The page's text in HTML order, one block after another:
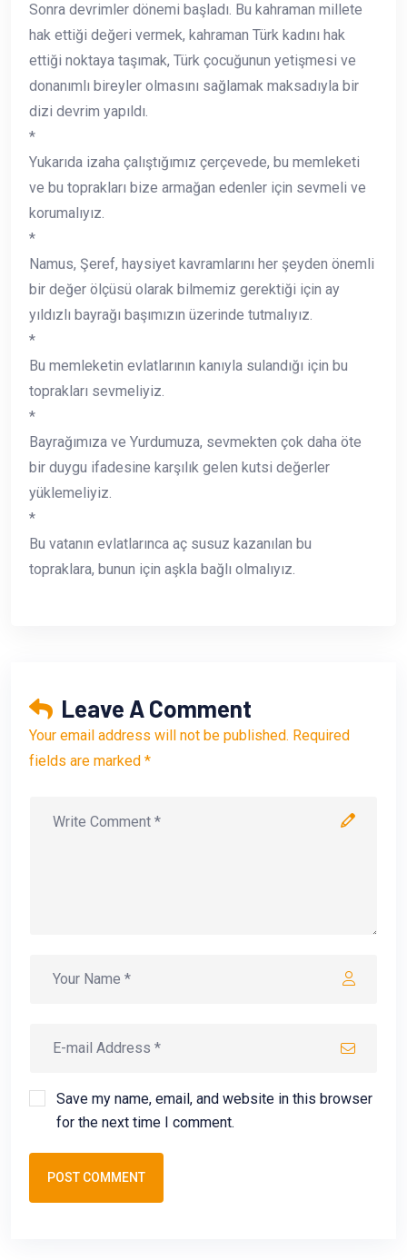
Sonra devrimler dönemi başladı. Bu kahraman millete
hak ettiği değeri vermek, kahraman Türk kadını hak
ettiği noktaya taşımak, Türk çocuğunun yetişmesi ve
donanımlı bireyler olmasını sağlamak maksadıyla bir
dizi devrim yapıldı.
*
Yukarıda izaha çalıştığımız çerçevede, bu memleketi
ve bu toprakları bize armağan edenler için sevmeli ve
korumalıyız.
*
Namus, Şeref, haysiyet kavramlarını her şeyden önemli
bir değer ölçüsü olarak bilmemiz gerektiği için ay
yıldızlı bayrağı başımızın üzerinde tutmalıyız.
*
Bu memleketin evlatlarının kanıyla sulandığı için bu
toprakları sevmeliyiz.
*
Bayrağımıza ve Yurdumuza, sevmekten çok daha öte
bir duygu ifadesine karşılık gelen kutsi değerler
yüklemeliyiz.
*
Bu vatanın evlatlarınca aç susuz kazanılan bu
topraklara, bunun için aşkla bağlı olmalıyız.
Leave A Comment
Your email address will not be published. Required
fields are marked *
Save my name, email, and website in this browser
for the next time I comment.
POST COMMENT